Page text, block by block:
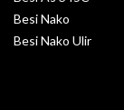
Besi Nako
Besi Nako Ulir